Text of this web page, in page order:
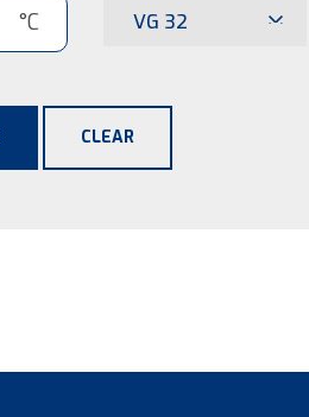
°C VG 32
CLEAR